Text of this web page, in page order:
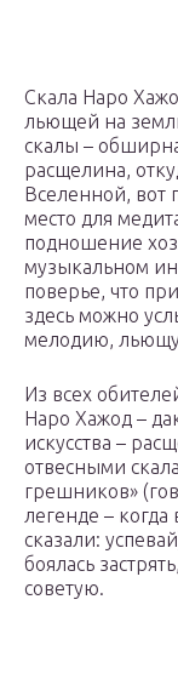
Скала Наро
льющей на
скалы –
расщелина,
Вселенной, вот
место для
подношение
музыкальном
поверье, что
здесь можно
мелодию,
Из всех
Наро Хажод –
искусства –
отвесными
грешников»
легенде –
сказали:
боялась
советую.